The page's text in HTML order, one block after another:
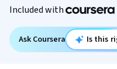
Included with
Ask Coursera Is this